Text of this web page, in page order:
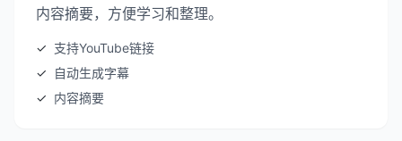
内容摘要，方便学习和整理。
✓ 支持YouTube链接
✓
自动生成字幕
✓ 内容摘要